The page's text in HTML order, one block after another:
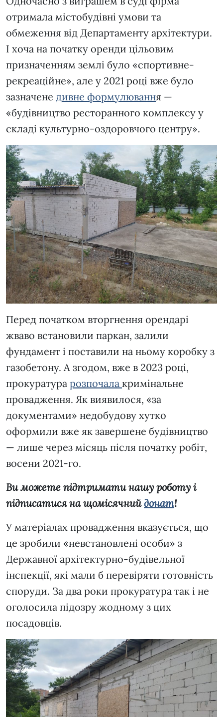
отримала містобудівні умови та
обмеження від Департаменту архітектури.
І хоча на початку оренди цільовим
призначенням землі було «спортивне-
рекреаційне», але у 2021 році вже було
зазначене дивне формулювання —
«будівництво ресторанного комплексу у
складі культурно-оздоровчого центру».
Перед початком вторгнення орендарі
жваво встановили паркан, залили
фундамент і поставили на ньому коробку з
газобетону. А згодом, вже в 2023 році,
прокуратура розпочала кримінальне
провадження. Як виявилося, «за
документами» недобудову хутко
оформили вже як завершене будівництво
— лише через місяць після початку робіт,
восени 2021-го.
Ви можете підтримати нашу роботу і
підписатися на щомісячнийдонат!
У матеріалах провадження вказується, що
це зробили «невстановлені особи» з
Державної архітектурно-будівельної
інспекції, які мали б перевіряти готовність
споруди. За два роки прокуратура так і не
оголосила підозру жодному з цих
посадовців.